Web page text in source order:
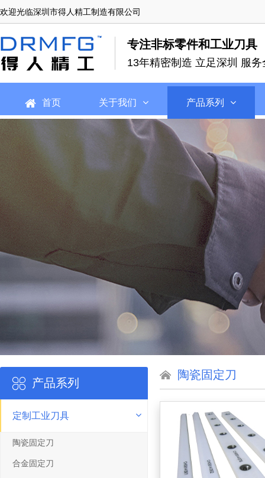
欢迎光临深圳市得人精工制造有限公司
专注非标零件和工业刀具
13年精密制造 立足深圳 服务
首页 关于我们 产品系列
产品系列
定制工业刀具
陶瓷固定刀
合金固定刀
陶瓷固定刀